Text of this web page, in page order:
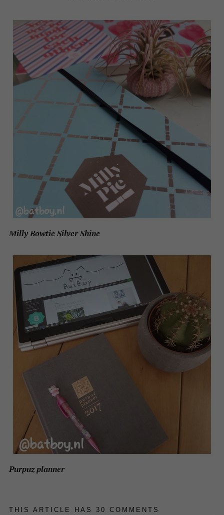
Milly Bowtie Silver Shine
Purpuz planner
THIS ARTICLE HAS 30 COMMENTS